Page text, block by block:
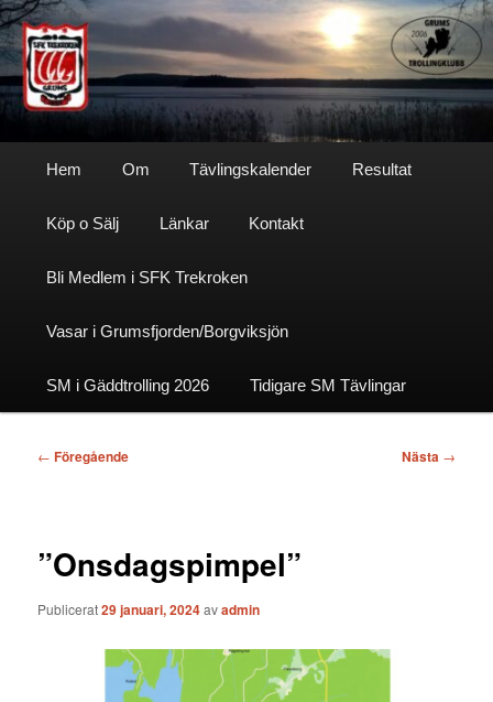
Hoppa
till
primärt
innehållSfktrekroken
Hem Om Tävlingskalender Resultat
Köp o Sälj Länkar Kontakt
Bli Medlem i SFK Trekroken
Vasar i Grumsfjorden/Borgviksjön
SM i Gäddtrolling 2026 Tidigare SM Tävlingar
Inläggsnavigering
← Föregående Nästa →
”Onsdagspimpel”
Publicerat29 januari, 2024avadmin